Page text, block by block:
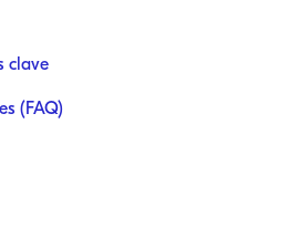
clave
(FAQ)